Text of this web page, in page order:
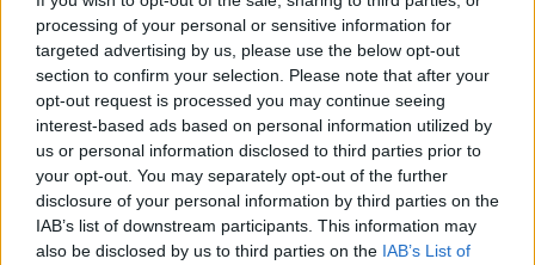
processing of your personal or sensitive information for
targeted advertising by us, please use the below opt-out
section to confirm your selection. Please note that after your
opt-out request is processed you may continue seeing
interest-based ads based on personal information utilized by
us or personal information disclosed to third parties prior to
your opt-out. You may separately opt-out of the further
disclosure of your personal information by third parties on the
IAB’s list of downstream participants. This information may
also be disclosed by us to third parties on the IAB’s List of